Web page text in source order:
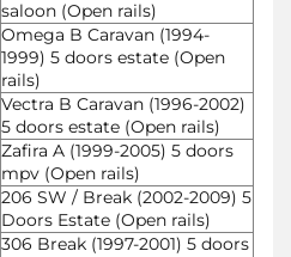
saloon (Open rails)
Omega B Caravan (1994-
1999) 5 doors estate (Open
rails)
Vectra B Caravan (1996-2002)
5 doors estate (Open rails)
Zafira A (1999-2005) 5 doors
mpv (Open rails)
206 SW / Break (2002-2009) 5
Doors Estate (Open rails)
306 Break (1997-2001) 5 doors